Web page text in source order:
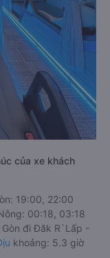
của xe khách
19:00, 22:00
00:18, 03:18
đi Đăk R`Lấp -
khoảng: 5.3 giờ